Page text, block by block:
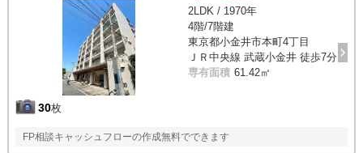
30枚
2LDK / 1970年
4階/7階建
東京都小金井市本町4丁目
ＪＲ中央線 武蔵小金井 徒歩7分
専有面積 61.42㎡
FP相談キャッシュフローの作成無料でできます